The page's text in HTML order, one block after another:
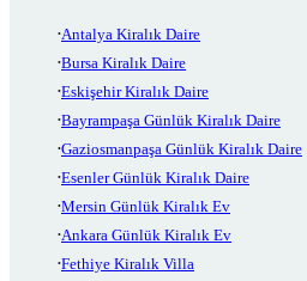
Antalya Kiralık Daire
Bursa Kiralık Daire
Eskişehir Kiralık Daire
Bayrampaşa Günlük Kiralık Daire
Gaziosmanpaşa Günlük Kiralık Daire
Esenler Günlük Kiralık Daire
Mersin Günlük Kiralık Ev
Ankara Günlük Kiralık Ev
Fethiye Kiralık Villa